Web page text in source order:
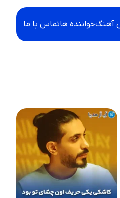
آهنگخواننده هاتماس با ما